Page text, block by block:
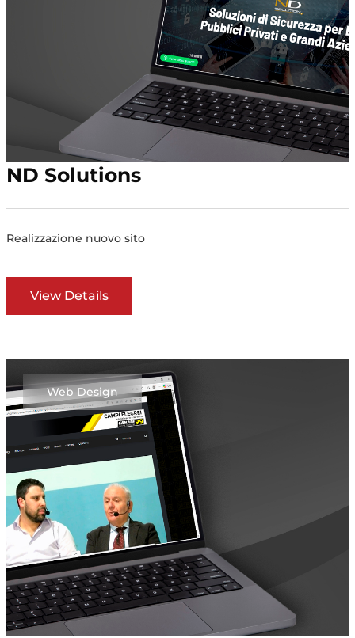
ND Solutions
Realizzazione nuovo sito
View Details
Web Design